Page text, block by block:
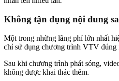
Không tận dụng nội dung
Một trong những lãng phí lớn nhất
chỉ sử dụng chương trình VTV đúng
Sau khi chương trình phát sóng,
không được khai thác thêm.